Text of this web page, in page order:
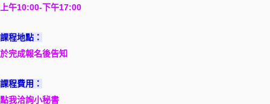
上午10:00-下午17:00
課程地點：
於完成報名後告知
課程費用：
點我洽詢小秘書